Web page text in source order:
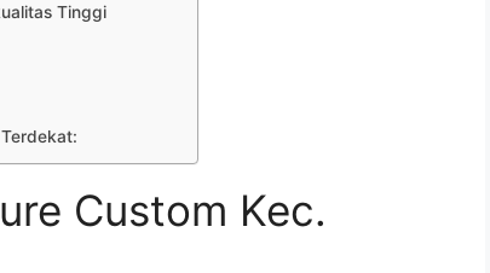
Tinggi
Custom Kec.